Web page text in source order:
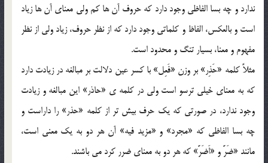
ندارد و چه بسا الفاظي وجود دارد که حروف آن ها کم ولي معناي آن ها زياد
است و بالعکس، الفاظ و کلماتي وجود دارد که از نظر حروف، زياد ولي از نظر
مفهوم و معنا، بسيار تنگ و محدود است.
مثلاً کلمه «حَذِر» بر وزن «فَعِل» با کسر عين دلالت بر مبالغه در زيادت دارد
که به معناي خيلي ترسو است ولي در کلمه ي «حاذر» اين مبالغه و زيادت
وجود ندارد، در صورتي که يک حرف بيش تر از کلمه «حذر» را داراست و
چه بسا الفاظي که «مجرد» و «مزيد فيه» آن هر دو به يک معني است،
مانند «ضَرَّ و «اَضَرَّ» که هر دو به معناي ضرر کرد مي باشند.